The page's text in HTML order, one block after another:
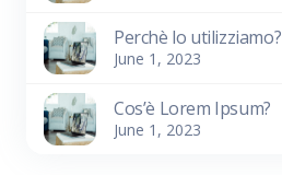
Perchè lo utilizziamo?
June 1, 2023
Cos’è Lorem Ipsum?
June 1, 2023